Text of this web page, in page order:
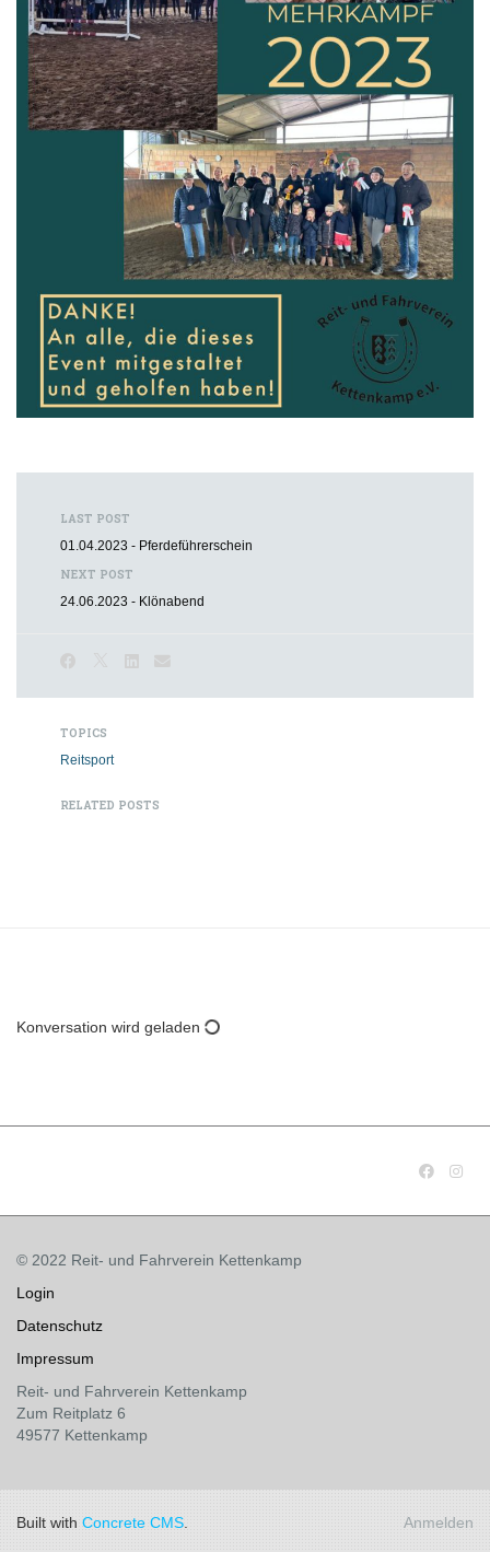
LAST POST
01.04.2023 - Pferdeführerschein
NEXT POST
24.06.2023 - Klönabend
TOPICS
Reitsport
RELATED POSTS
Konversation wird geladen
© 2022 Reit- und Fahrverein Kettenkamp
Login
Datenschutz
Impressum
Reit- und Fahrverein Kettenkamp
Zum Reitplatz 6
49577 Kettenkamp
Built with Concrete CMS Anmelden